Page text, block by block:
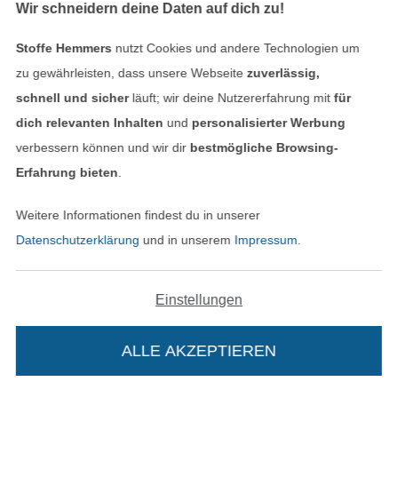
Alle Preise inkl. der gesetzl. MwSt.
Finde mehr Inspiration
Deutsch
Nederlands
In den niederländischen
(France)
In den
Wir schneidern deine Daten auf dich zu!
Stoffe Hemmers nutzt Cookies und andere Technologien um
zu gewährleisten, dass unsere Webseite zuverlässig,
schnell und sicherläuft; wir deine Nutzererfahrung mitfür
dich relevanten Inhalten und personalisierter Werbung
verbessern können und wir dir bestmögliche Browsing-
Erfahrung bieten
Weitere Informationen findest du in unserer
Datenschutzerklärung und in unserem Impressum
Einstellungen
ALLE AKZEPTIEREN